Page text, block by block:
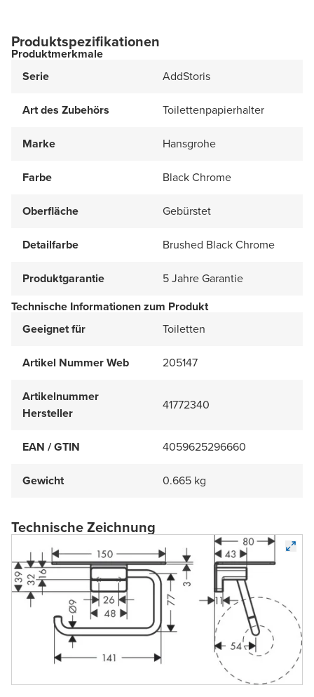
Produktspezifikationen
Produktmerkmale
Serie
AddStoris
Art des Zubehörs Toilettenpapierhalter
Marke Hansgrohe
Farbe Black Chrome
Oberfläche Gebürstet
Detailfarbe Brushed Black Chrome
Produktgarantie
5 Jahre Garantie
Technische Informationen zum Produkt
Geeignet für
Toiletten
Artikel Nummer Web 205147
Artikelnummer
Hersteller
41772340
EAN / GTIN 4059625296660
Gewicht 0.665 kg
Technische Zeichnung